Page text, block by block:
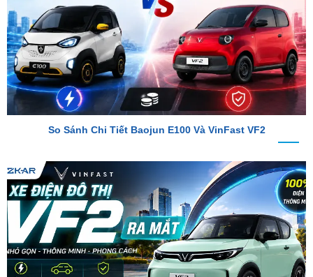
So Sánh Chi Tiết Baojun E100 Và VinFast VF2